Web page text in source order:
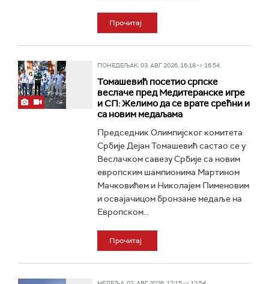
Прочитај
ПОНЕДЕЉАК, 03. АВГ 2026, 16:18 -> 16:54
Томашевић посетио српске
веслаче пред Медитеранске игре
и СП: Желимо да се врате срећни и
са новим медаљама
Председник Олимпијског комитета
Србије Дејан Томашевић састао се у
Веслачком савезу Србије са новим
европским шампионима Мартином
Мачковићем и Николајем Пименовим
и освајачицом бронзане медаље на
Европском...
Прочитај